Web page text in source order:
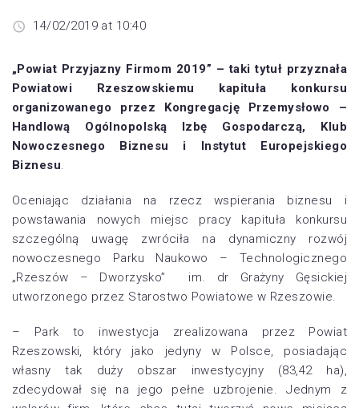
14/02/2019 at 10:40
„Powiat Przyjazny Firmom 2019” – taki tytuł przyznała
Powiatowi Rzeszowskiemu kapituła konkursu
organizowanego przez Kongregację Przemysłowo –
Handlową Ogólnopolską Izbę Gospodarczą, Klub
Nowoczesnego Biznesu i Instytut Europejskiego
Biznesu.
Oceniając działania na rzecz wspierania biznesu i
powstawania nowych miejsc pracy kapituła konkursu
szczególną uwagę zwróciła na dynamiczny rozwój
nowoczesnego Parku Naukowo – Technologicznego
„Rzeszów – Dworzysko” im. dr Grażyny Gęsickiej
utworzonego przez Starostwo Powiatowe w Rzeszowie.
– Park to inwestycja zrealizowana przez Powiat
Rzeszowski, który jako jedyny w Polsce, posiadając
własny tak duży obszar inwestycyjny (83,42 ha),
zdecydował się na jego pełne uzbrojenie. Jednym z